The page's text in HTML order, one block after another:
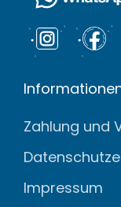
Zahlung und
Impressum